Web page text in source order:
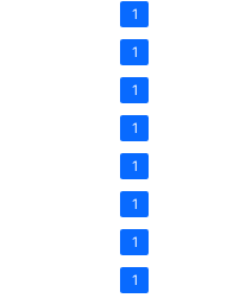
1
1
1
1
1
1
1
1